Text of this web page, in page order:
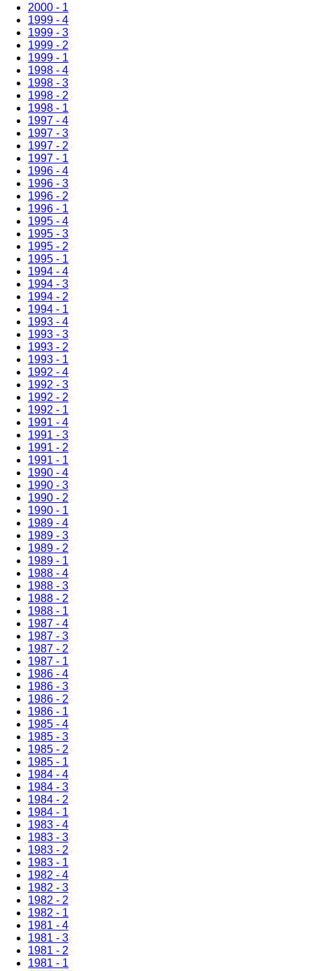
2000 - 1
1999 - 4
1999 - 3
1999 - 2
1999 - 1
1998 - 4
1998 - 3
1998 - 2
1998 - 1
1997 - 4
1997 - 3
1997 - 2
1997 - 1
1996 - 4
1996 - 3
1996 - 2
1996 - 1
1995 - 4
1995 - 3
1995 - 2
1995 - 1
1994 - 4
1994 - 3
1994 - 2
1994 - 1
1993 - 4
1993 - 3
1993 - 2
1993 - 1
1992 - 4
1992 - 3
1992 - 2
1992 - 1
1991 - 4
1991 - 3
1991 - 2
1991 - 1
1990 - 4
1990 - 3
1990 - 2
1990 - 1
1989 - 4
1989 - 3
1989 - 2
1989 - 1
1988 - 4
1988 - 3
1988 - 2
1988 - 1
1987 - 4
1987 - 3
1987 - 2
1987 - 1
1986 - 4
1986 - 3
1986 - 2
1986 - 1
1985 - 4
1985 - 3
1985 - 2
1985 - 1
1984 - 4
1984 - 3
1984 - 2
1984 - 1
1983 - 4
1983 - 3
1983 - 2
1983 - 1
1982 - 4
1982 - 3
1982 - 2
1982 - 1
1981 - 4
1981 - 3
1981 - 2
1981 - 1